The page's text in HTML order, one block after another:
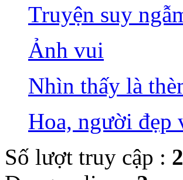
Truyện suy
Ảnh vui
Nhìn thấy là
Hoa, người đẹp
Số lượt truy cập :